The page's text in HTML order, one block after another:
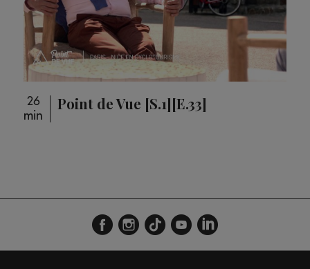
26
min
Point de Vue [S.1][E.33]